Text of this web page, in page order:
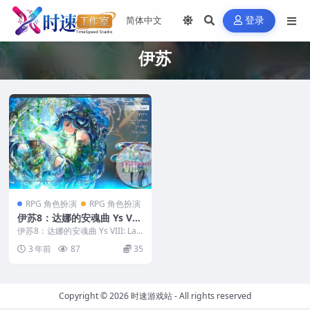
登录
伊苏
RPG 角色扮演 RPG 角色扮演
伊苏8：达娜的安魂曲 Ys VII
I: Lacrimosa of DANA MA
C苹果电脑游戏 英文版 支持1
2 13 14
伊苏8：达娜的安魂曲 Ys VIII: Lac
3 年前 87 35
Copyright © 2026时速游戏站- All rights reserved